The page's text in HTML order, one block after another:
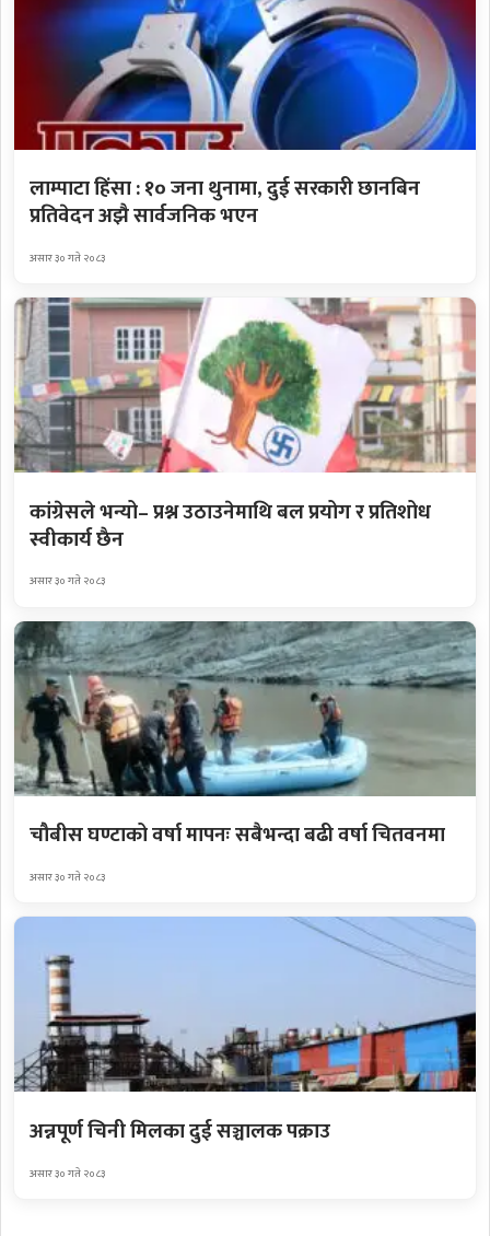
लाम्पाटा हिंसा : १० जना थुनामा, दुई सरकारी छानबिन
प्रतिवेदन अझै सार्वजनिक भएन
असार ३० गते २०८३
कांग्रेसले भन्यो– प्रश्न उठाउनेमाथि बल प्रयोग र प्रतिशोध
स्वीकार्य छैन
असार ३० गते २०८३
चौबीस घण्टाको वर्षा मापनः सबैभन्दा बढी वर्षा चितवनमा
असार ३० गते २०८३
अन्नपूर्ण चिनी मिलका दुई सञ्चालक पक्राउ
असार ३० गते २०८३